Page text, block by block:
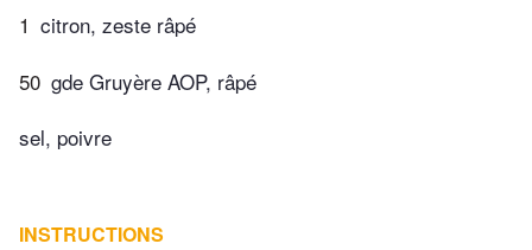
1 citron, zeste râpé
50 gde Gruyère AOP, râpé
sel, poivre
INSTRUCTIONS